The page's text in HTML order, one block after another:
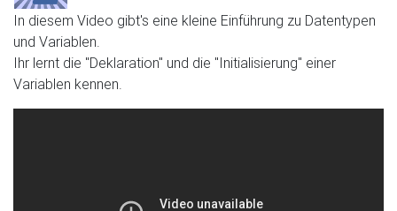
In diesem Video gibt's eine kleine Einführung zu Datentypen
und Variablen.
Ihr lernt die "Deklaration" und die "Initialisierung" einer
Variablen kennen.